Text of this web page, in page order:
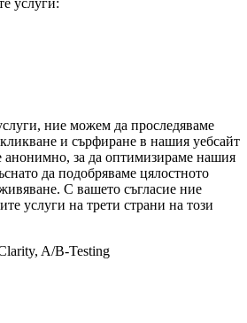
ние можем да проследяваме
и сърфиране в нашия уебсайт
анонимно, за да оптимизираме нашия
да подобряваме цялостното
С вашето съгласие ние
услуги на трети страни на този
A/B-Testing